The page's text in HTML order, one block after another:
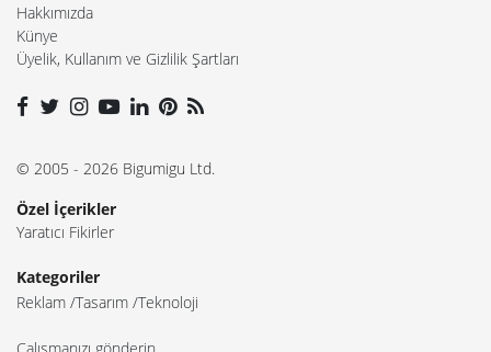
Hakkımızda
Künye
Üyelik, Kullanım ve Gizlilik Şartları
© 2005 - 2026 Bigumigu Ltd.
Özel İçerikler
Yaratıcı Fikirler
Kategoriler
Reklam Tasarım Teknoloji